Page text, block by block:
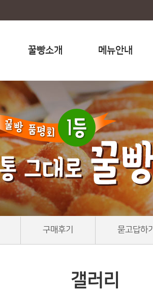
꿀빵소개 메뉴안내
구매후기 묻고답하기
갤러리